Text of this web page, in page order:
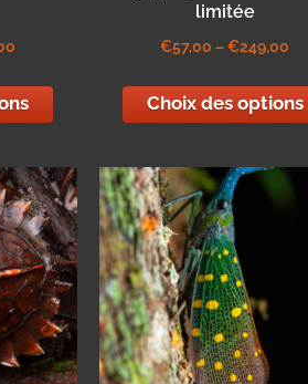
limitée
€57,00 –€249,00
Choix des options